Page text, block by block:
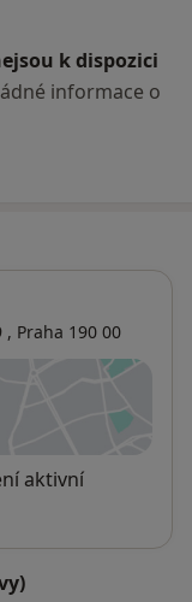
a terapeutické
k dispozici
informace o
, Praha 190 00
nové záložce
aktivní